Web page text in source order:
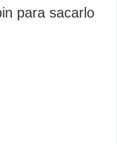
para sacarlo